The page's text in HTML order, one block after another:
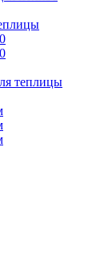
теплицы